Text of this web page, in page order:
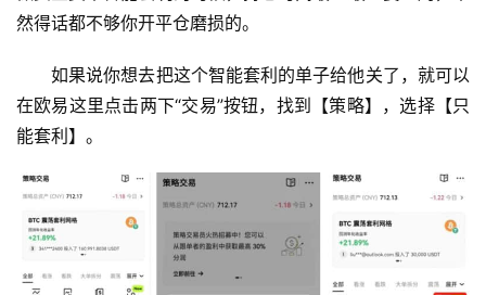
然得话都不够你开平仓磨损的。
如果说你想去把这个智能套利的单子给他关了，就可以
在欧易这里点击两下“交易”按钮，找到【策略】，选择【只
能套利】。